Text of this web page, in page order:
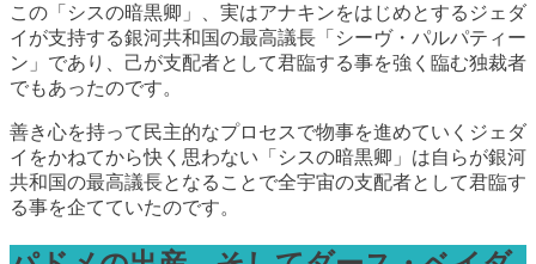
この「シスの暗黒卿」、実はアナキンをはじめとするジェダ
イが支持する銀河共和国の最高議長「シーヴ・パルパティー
ン」であり、己が支配者として君臨する事を強く臨む独裁者
でもあったのです。
善き心を持って民主的なプロセスで物事を進めていくジェダ
イをかねてから快く思わない「シスの暗黒卿」は自らが銀河
共和国の最高議長となることで全宇宙の支配者として君臨す
る事を企てていたのです。